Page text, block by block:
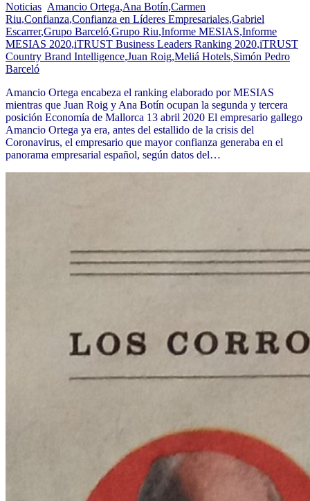
Noticias Amancio Ortega,Ana Botín,Carmen
Riu,Confianza,Confianza en Líderes Empresariales,Gabriel
Escarrer,Grupo Barceló,Grupo Riu,Informe MESIAS,Informe
MESIAS 2020,iTRUST Business Leaders Ranking 2020,iTRUST
Country Brand Intelligence,Juan Roig,Meliá Hotels,Simón Pedro
Barceló
Amancio Ortega encabeza el ranking elaborado por MESIAS
mientras que Juan Roig y Ana Botín ocupan la segunda y tercera
posición Economía de Mallorca 13 abril 2020 El empresario gallego
Amancio Ortega ya era, antes del estallido de la crisis del
Coronavirus, el empresario que mayor confianza generaba en el
panorama empresarial español, según datos del…